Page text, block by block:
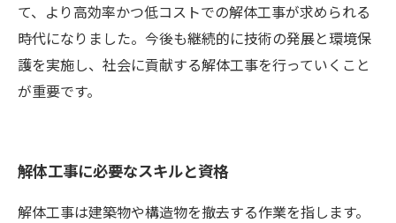
て、より高効率かつ低コストでの解体工事が求められる
時代になりました。今後も継続的に技術の発展と環境保
護を実施し、社会に貢献する解体工事を行っていくこと
が重要です。
解体工事に必要なスキルと資格
解体工事は建築物や構造物を撤去する作業を指します。